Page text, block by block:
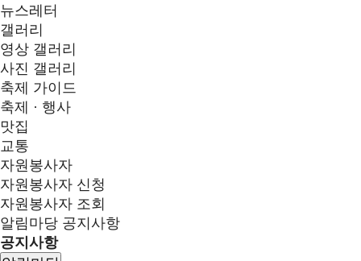
뉴스레터
갤러리
영상 갤러리
사진 갤러리
축제 가이드
축제 · 행사
맛집
교통
자원봉사자
자원봉사자 신청
자원봉사자 조회
알림마당 공지사항
공지사항